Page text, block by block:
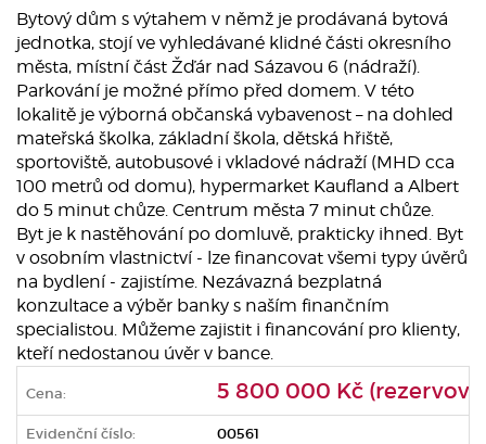
Bytový dům s výtahem v němž je prodávaná bytová
jednotka, stojí ve vyhledávané klidné části okresního
města, místní část Žďár nad Sázavou 6 (nádraží).
Parkování je možné přímo před domem. V této
lokalitě je výborná občanská vybavenost – na dohled
mateřská školka, základní škola, dětská hřiště,
sportoviště, autobusové i vkladové nádraží (MHD cca
100 metrů od domu), hypermarket Kaufland a Albert
do 5 minut chůze. Centrum města 7 minut chůze.
Byt je k nastěhování po domluvě, prakticky ihned. Byt
v osobním vlastnictví - lze financovat všemi typy úvěrů
na bydlení - zajistíme. Nezávazná bezplatná
konzultace a výběr banky s naším finančním
specialistou. Můžeme zajistit i financování pro klienty,
kteří nedostanou úvěr v bance.
Cena: 5 800 000 Kč
Evidenční číslo: 00561